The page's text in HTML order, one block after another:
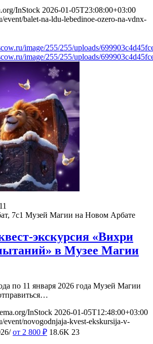
InStock 2026-01-05T23:08:00+03:00
event/balet-na-ldu-lebedinoe-ozero-na-vdnx-
image/255/255/uploads/
image/255/255/uploads/
7с1 Музей Магии на Новом Арбате
экскурсия «Вихри
в Музее Магии
по 11 января 2026 года Музей Магии
InStock 2026-01-05T12:48:00+03:00
event/novogodnjaja-kvest-ekskursija-v-
от 2 800 ₽ 18.6K 23